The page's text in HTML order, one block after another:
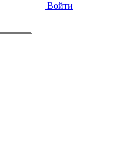
Войти